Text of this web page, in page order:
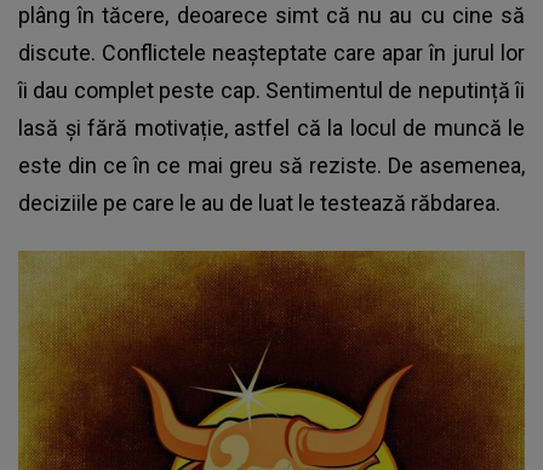
plâng în tăcere, deoarece simt că nu au cu cine să
discute. Conflictele neașteptate care apar în jurul lor
îi dau complet peste cap. Sentimentul de neputință îi
lasă și fără motivație, astfel că la locul de muncă le
este din ce în ce mai greu să reziste. De asemenea,
deciziile pe care le au de luat le testează răbdarea.